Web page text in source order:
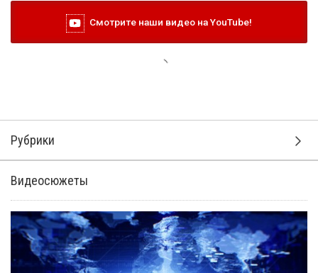
Смотрите наши видео на YouTube!
Рубрики
Видеосюжеты